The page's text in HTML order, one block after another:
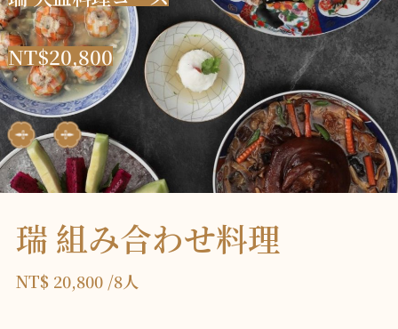
NT$20,800
瑞 組み合わせ料理
NT$ 20,800 /8人